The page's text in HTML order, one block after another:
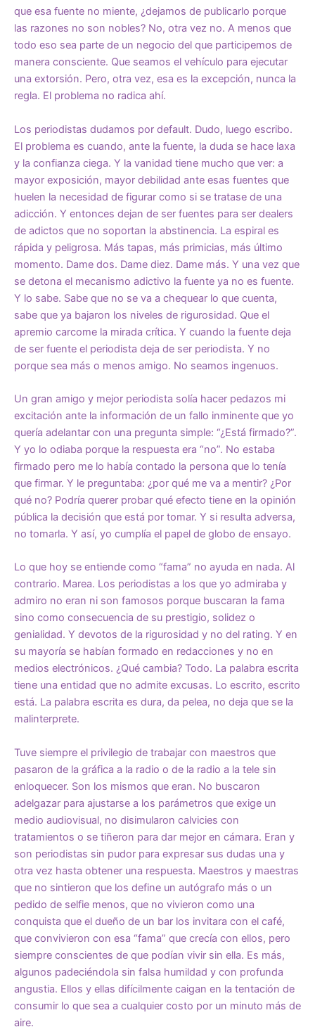
que esa fuente no miente, ¿dejamos de publicarlo porque
las razones no son nobles? No, otra vez no. A menos que
todo eso sea parte de un negocio del que participemos de
manera consciente. Que seamos el vehículo para ejecutar
una extorsión. Pero, otra vez, esa es la excepción, nunca la
regla. El problema no radica ahí.
Los periodistas dudamos por default. Dudo, luego escribo.
El problema es cuando, ante la fuente, la duda se hace laxa
y la confianza ciega. Y la vanidad tiene mucho que ver: a
mayor exposición, mayor debilidad ante esas fuentes que
huelen la necesidad de figurar como si se tratase de una
adicción. Y entonces dejan de ser fuentes para ser dealers
de adictos que no soportan la abstinencia. La espiral es
rápida y peligrosa. Más tapas, más primicias, más último
momento. Dame dos. Dame diez. Dame más. Y una vez que
se detona el mecanismo adictivo la fuente ya no es fuente.
Y lo sabe. Sabe que no se va a chequear lo que cuenta,
sabe que ya bajaron los niveles de rigurosidad. Que el
apremio carcome la mirada crítica. Y cuando la fuente deja
de ser fuente el periodista deja de ser periodista. Y no
porque sea más o menos amigo. No seamos ingenuos.
Un gran amigo y mejor periodista solía hacer pedazos mi
excitación ante la información de un fallo inminente que yo
quería adelantar con una pregunta simple: “¿Está firmado?”.
Y yo lo odiaba porque la respuesta era “no”. No estaba
firmado pero me lo había contado la persona que lo tenía
que firmar. Y le preguntaba: ¿por qué me va a mentir? ¿Por
qué no? Podría querer probar qué efecto tiene en la opinión
pública la decisión que está por tomar. Y si resulta adversa,
no tomarla. Y así, yo cumplía el papel de globo de ensayo.
Lo que hoy se entiende como “fama” no ayuda en nada. Al
contrario. Marea. Los periodistas a los que yo admiraba y
admiro no eran ni son famosos porque buscaran la fama
sino como consecuencia de su prestigio, solidez o
genialidad. Y devotos de la rigurosidad y no del rating. Y en
su mayoría se habían formado en redacciones y no en
medios electrónicos. ¿Qué cambia? Todo. La palabra escrita
tiene una entidad que no admite excusas. Lo escrito, escrito
está. La palabra escrita es dura, da pelea, no deja que se la
malinterprete.
Tuve siempre el privilegio de trabajar con maestros que
pasaron de la gráfica a la radio o de la radio a la tele sin
enloquecer. Son los mismos que eran. No buscaron
adelgazar para ajustarse a los parámetros que exige un
medio audiovisual, no disimularon calvicies con
tratamientos o se tiñeron para dar mejor en cámara. Eran y
son periodistas sin pudor para expresar sus dudas una y
otra vez hasta obtener una respuesta. Maestros y maestras
que no sintieron que los define un autógrafo más o un
pedido de selfie menos, que no vivieron como una
conquista que el dueño de un bar los invitara con el café,
que convivieron con esa “fama” que crecía con ellos, pero
siempre conscientes de que podían vivir sin ella. Es más,
algunos padeciéndola sin falsa humildad y con profunda
angustia. Ellos y ellas difícilmente caigan en la tentación de
consumir lo que sea a cualquier costo por un minuto más de
aire.